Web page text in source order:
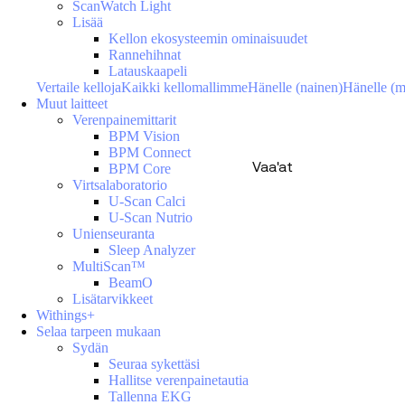
Vaa'at
ScanWatch Light
Lisää
Kellon ekosysteemin ominaisuudet
Rannehihnat
Latauskaapeli
Vertaile kellojaKaikki kellomallimmeHänelle (nainen)Hänelle
Muut laitteet
Verenpainemittarit
BPM Vision
BPM Connect
BPM Core
Virtsalaboratorio
U-Scan Calci
U-Scan Nutrio
Unienseuranta
Sleep Analyzer
MultiScan™
BeamO
Lisätarvikkeet
Withings+
Selaa tarpeen mukaan
Sydän
Seuraa sykettäsi
Hallitse verenpainetautia
Tallenna EKG